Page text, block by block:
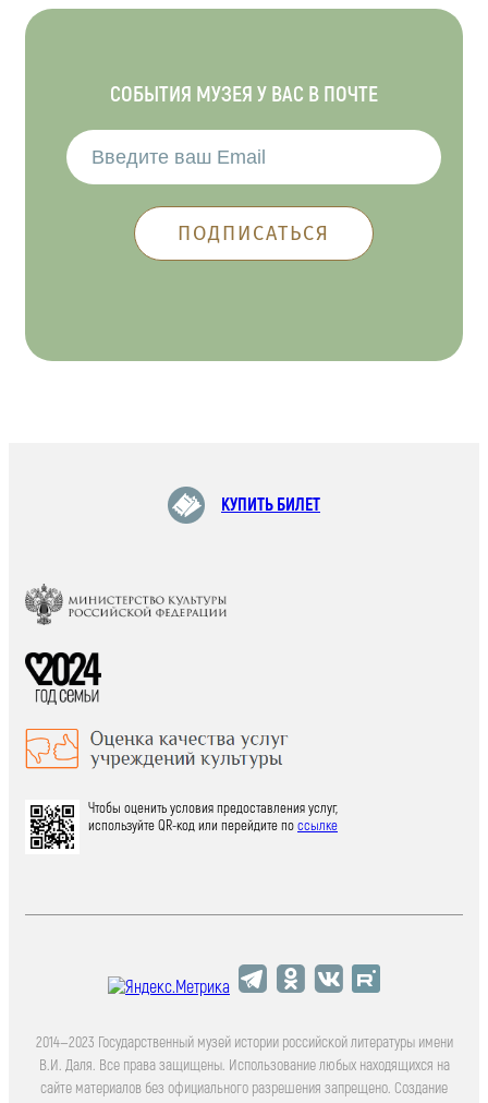
СОБЫТИЯ МУЗЕЯ У ВАС В ПОЧТЕ
КУПИТЬ БИЛЕТ
Чтобы оценить условия предоставления услуг,
используйте QR-код или перейдите поссылке
2014—2023 Государственный музей истории российской литературы имени
В.И. Даля. Все права защищены. Использование любых находящихся на
сайте материалов без официального разрешения запрещено. Создание